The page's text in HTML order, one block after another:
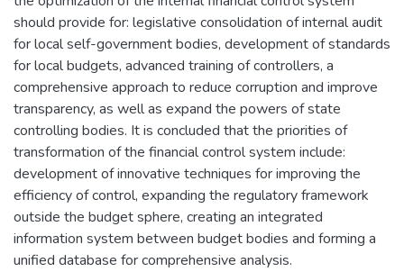
should provide for: legislative consolidation of internal audit
for local self-government bodies, development of standards
for local budgets, advanced training of controllers, a
comprehensive approach to reduce corruption and improve
transparency, as well as expand the powers of state
controlling bodies. It is concluded that the priorities of
transformation of the financial control system include:
development of innovative techniques for improving the
efficiency of control, expanding the regulatory framework
outside the budget sphere, creating an integrated
information system between budget bodies and forming a
unified database for comprehensive analysis.